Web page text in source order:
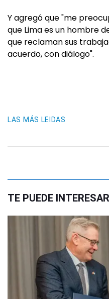
Y agregó que "me
que Lima es un hombre
que reclaman sus
acuerdo, con diálogo".
LAS MÁS LEIDAS
TE PUEDE INTERESAR